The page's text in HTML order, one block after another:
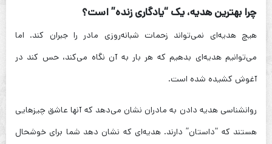
چرا بهترین هدیه، یک “یادگاری زنده” است؟
هیچ هدیه‌ای نمی‌تواند زحمات شبانه‌روزی مادر را جبران کند. اما
می‌توانیم هدیه‌ای بدهیم که هر بار به آن نگاه می‌کند، حس کند در
آغوش کشیده شده است.
روانشناسی هدیه دادن به مادران نشان می‌دهد که آنها عاشق چیزهایی
هستند که “داستان” دارند. هدیه‌ای که نشان دهد شما برای خوشحال